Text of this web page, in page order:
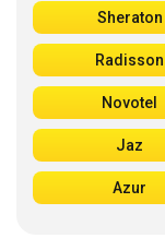
Sheraton
Radisson
Novotel
Jaz
Azur